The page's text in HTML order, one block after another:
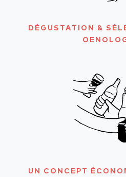
DÉGUSTATION &
UN CONCEPT